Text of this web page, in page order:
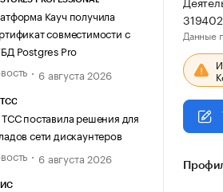
Кауч получила
совместимости с
Postgres Pro
6 августа 2026
ТСС
ТСС поставила решения для
сети дискаунтеров
6 августа 2026
Данные